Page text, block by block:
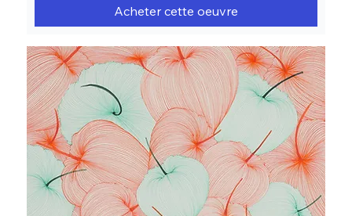
Acheter cette oeuvre